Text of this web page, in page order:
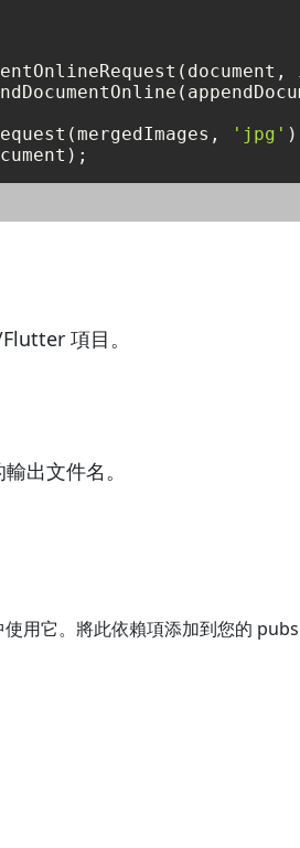
'jpg'
項目。
出文件名。
使用它。將此依賴項添加到您的